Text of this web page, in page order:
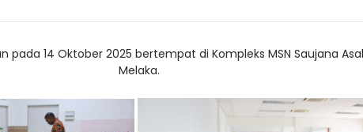
pada 14 Oktober 2025 bertempat di Kompleks MSN Saujana
Melaka.